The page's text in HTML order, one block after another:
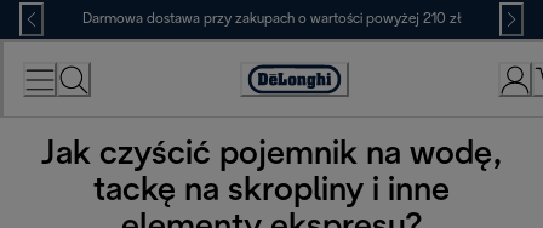
Skip
to
Content
Darmowa dostawa przy zakupach o wartości powyżej 210 zł
Deklaracja
Jak czyścić pojemnik na wodę,
tackę na skropliny i inne